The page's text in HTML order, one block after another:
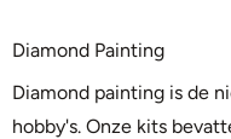
Diamond Painting
Diamond painting is de
hobby's. Onze kits